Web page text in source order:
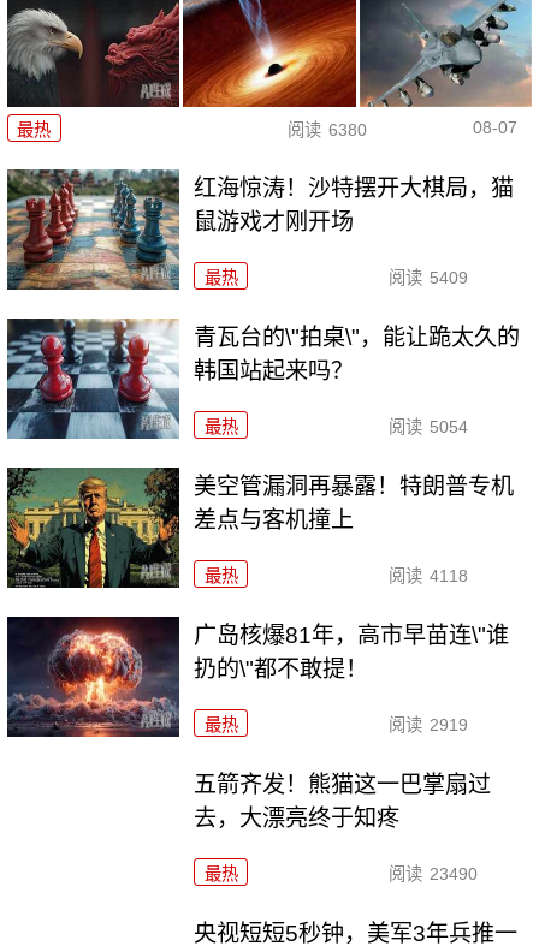
最热 阅读 6380 08-07
红海惊涛！沙特摆开大棋局，猫
鼠游戏才刚开场
最热 阅读 5409
青瓦台的\"拍桌\"，能让跪太久的
韩国站起来吗？
最热 阅读 5054
美空管漏洞再暴露！特朗普专机
差点与客机撞上
最热 阅读 4118
广岛核爆81年，高市早苗连\"谁
扔的\"都不敢提！
最热 阅读 2919
五箭齐发！熊猫这一巴掌扇过
去，大漂亮终于知疼
最热 阅读 23490
央视短短5秒钟，美军3年兵推一